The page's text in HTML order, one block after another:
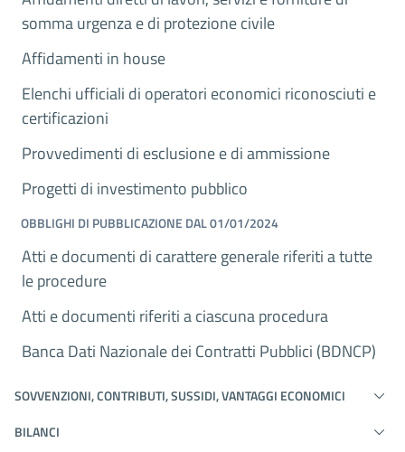
somma urgenza e di protezione civile
Affidamenti in house
Elenchi ufficiali di operatori economici riconosciuti e
certificazioni
Provvedimenti di esclusione e di ammissione
Progetti di investimento pubblico
OBBLIGHI DI PUBBLICAZIONE DAL 01/01/2024
Atti e documenti di carattere generale riferiti a tutte
le procedure
Atti e documenti riferiti a ciascuna procedura
Banca Dati Nazionale dei Contratti Pubblici (BDNCP)
SOVVENZIONI, CONTRIBUTI, SUSSIDI, VANTAGGI ECONOMICI
BILANCI